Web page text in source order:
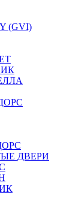
(GVI)
ДВЕРИ